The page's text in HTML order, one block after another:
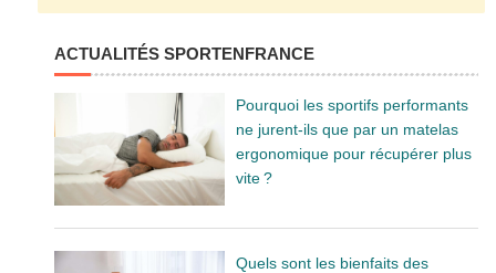
ACTUALITÉS SPORTENFRANCE
Pourquoi les sportifs performants
ne jurent-ils que par un matelas
ergonomique pour récupérer plus
vite ?
Quels sont les bienfaits des